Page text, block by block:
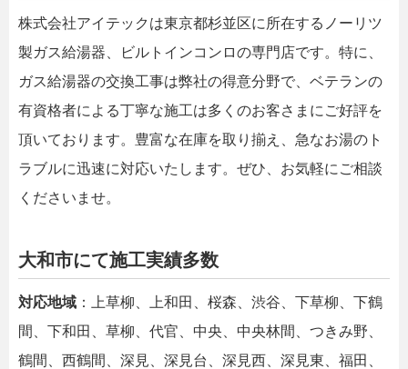
株式会社アイテックは東京都杉並区に所在するノーリツ
製ガス給湯器、ビルトインコンロの専門店です。特に、
ガス給湯器の交換工事は弊社の得意分野で、ベテランの
有資格者による丁寧な施工は多くのお客さまにご好評を
頂いております。豊富な在庫を取り揃え、急なお湯のト
ラブルに迅速に対応いたします。ぜひ、お気軽にご相談
くださいませ。
大和市にて施工実績多数
対応地域 ：上草柳、上和田、桜森、渋谷、下草柳、下鶴
間、下和田、草柳、代官、中央、中央林間、つきみ野、
鶴間、西鶴間、深見、深見台、深見西、深見東、福田、